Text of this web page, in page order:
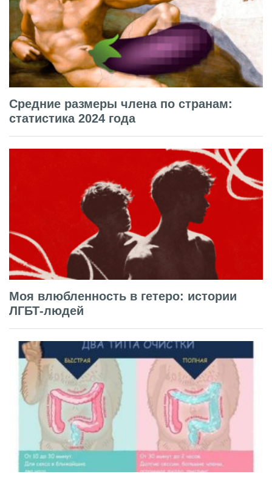
Средние размеры члена по странам:
статистика 2024 года
Моя влюбленность в гетеро: истории
ЛГБТ-людей